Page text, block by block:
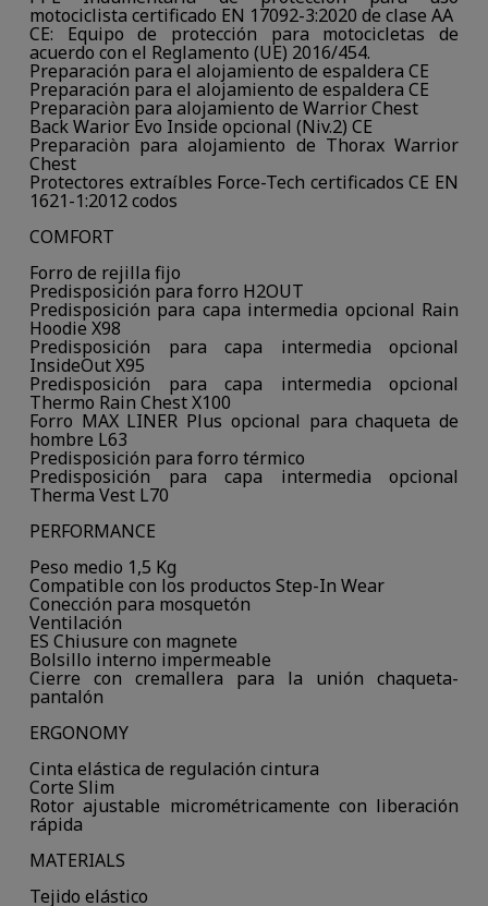
motociclista certificado EN 17092-3:2020 de clase AA
CE: Equipo de protección para motocicletas de
acuerdo con el Reglamento (UE) 2016/454.
Preparación para el alojamiento de espaldera CE
Preparación para el alojamiento de espaldera CE
Preparaciòn para alojamiento de Warrior Chest
Back Warior Evo Inside opcional (Niv.2) CE
Preparaciòn para alojamiento de Thorax Warrior
Chest
Protectores extraíbles Force-Tech certificados CE EN
1621-1:2012 codos
COMFORT
Forro de rejilla fijo
Predisposición para forro H2OUT
Predisposición para capa intermedia opcional Rain
Hoodie X98
Predisposición para capa intermedia opcional
InsideOut X95
Predisposición para capa intermedia opcional
Thermo Rain Chest X100
Forro MAX LINER Plus opcional para chaqueta de
hombre L63
Predisposición para forro térmico
Predisposición para capa intermedia opcional
Therma Vest L70
PERFORMANCE
Peso medio 1,5 Kg
Compatible con los productos Step-In Wear
Conección para mosquetón
Ventilación
ES Chiusure con magnete
Bolsillo interno impermeable
Cierre con cremallera para la unión chaqueta-
pantalón
ERGONOMY
Cinta elástica de regulación cintura
Corte Slim
Rotor ajustable micrométricamente con liberación
rápida
MATERIALS
Tejido elástico